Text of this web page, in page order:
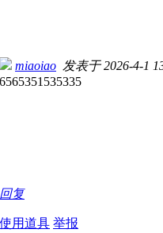
miaoiao 发表于 2026-4-1
6565351535335
回复
使用道具 举报